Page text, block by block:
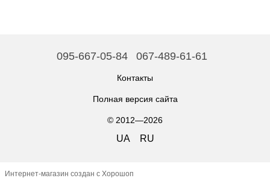
095-667-05-84 067-489-61-61
Контакты
Полная версия сайта
© 2012—2026
UA RU
Интернет-магазин создан с Хорошоп